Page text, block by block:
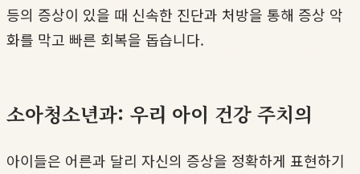
등의 증상이 있을 때 신속한 진단과 처방을 통해 증상 악
화를 막고 빠른 회복을 돕습니다.
소아청소년과: 우리 아이 건강 주치의
아이들은 어른과 달리 자신의 증상을 정확하게 표현하기